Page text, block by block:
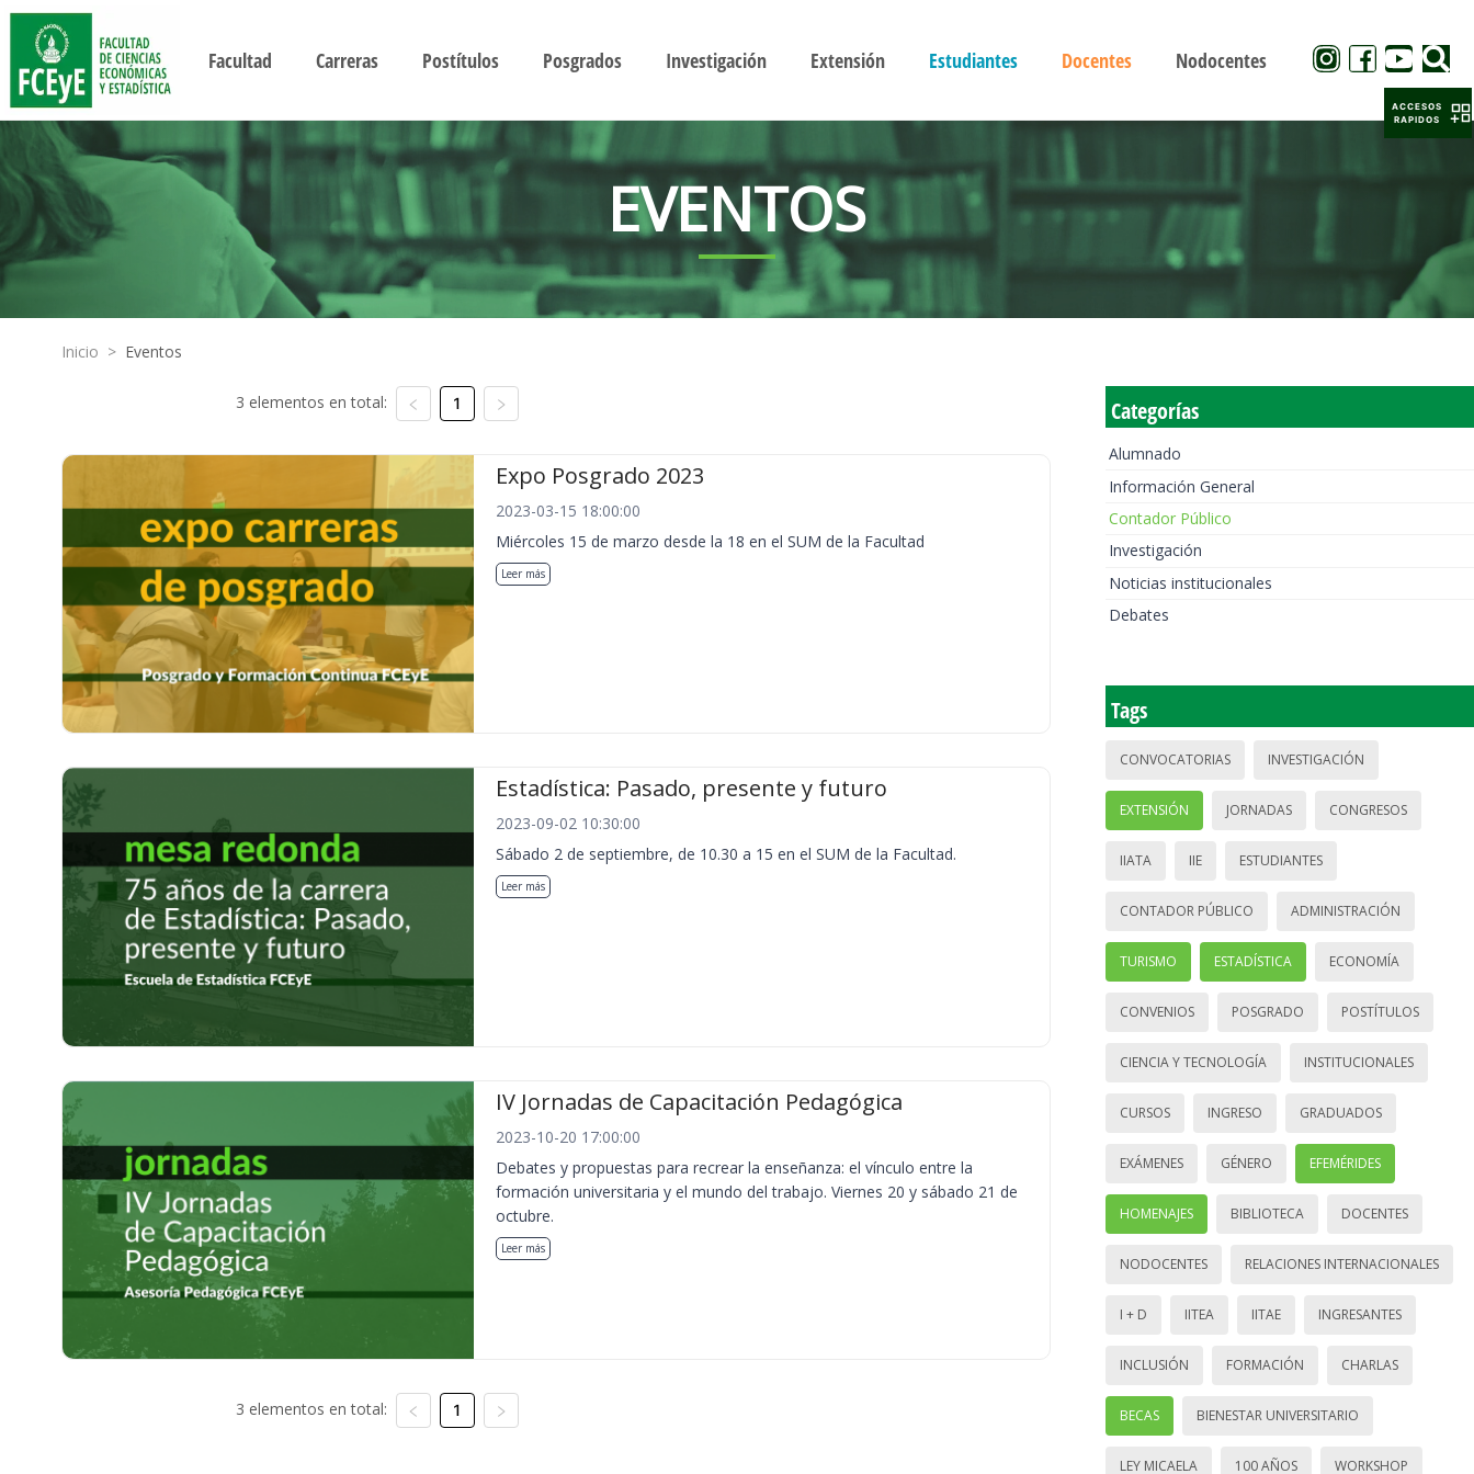
Facultad Carreras Postítulos Posgrados Investigación Extensión Estudiantes Docentes Nodocentes
EVENTOS
Inicio > Eventos
3 elementos en total: 1
Expo Posgrado 2023
2023-03-15 18:00:00
Miércoles 15 de marzo desde la 18 en el SUM de la Facultad
Leer más
Estadística: Pasado, presente y futuro
2023-09-02 10:30:00
Sábado 2 de septiembre, de 10.30 a 15 en el SUM de la Facultad.
Leer más
IV Jornadas de Capacitación Pedagógica
2023-10-20 17:00:00
Debates y propuestas para recrear la enseñanza: el vínculo entre la
formación universitaria y el mundo del trabajo. Viernes 20 y sábado 21 de
octubre.
Leer más
3 elementos en total: 1
Categorías
Alumnado
Información General
Contador Público
Investigación
Noticias institucionales
Debates
Tags
CONVOCATORIAS INVESTIGACIÓN
EXTENSIÓN JORNADAS CONGRESOS
IIATA IIE ESTUDIANTES
CONTADOR PÚBLICO ADMINISTRACIÓN
TURISMO ESTADÍSTICA ECONOMÍA
CONVENIOS POSGRADO POSTÍTULOS
CIENCIA Y TECNOLOGÍA INSTITUCIONALES
CURSOS INGRESO GRADUADOS
EXÁMENES GÉNERO EFEMÉRIDES
HOMENAJES BIBLIOTECA DOCENTES
NODOCENTES RELACIONES INTERNACIONALES
I + D IITEA IITAE INGRESANTES
INCLUSIÓN FORMACIÓN CHARLAS
BECAS BIENESTAR UNIVERSITARIO
LEY MICAELA 100 AÑOS WORKSHOP
ACCESOS
RAPIDOS